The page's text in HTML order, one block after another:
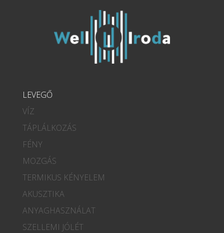
LEVEGŐ
VÍZ
TÁPLÁLKOZÁS
FÉNY
MOZGÁS
TERMIKUS KÉNYELEM
AKUSZTIKA
ANYAGHASZNÁLAT
SZELLEMI JÓLÉT